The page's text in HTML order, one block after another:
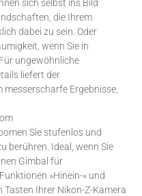
sich selbst ins Bild
die Ihrem
dabei zu sein. Oder
wenn Sie in
ungewöhnliche
liefert der
Ergebnisse,
Sie stufenlos und
berühren. Ideal, wenn Sie
Gimbal für
»Hinein-« und
Tasten Ihrer Nikon-Z-Kamera